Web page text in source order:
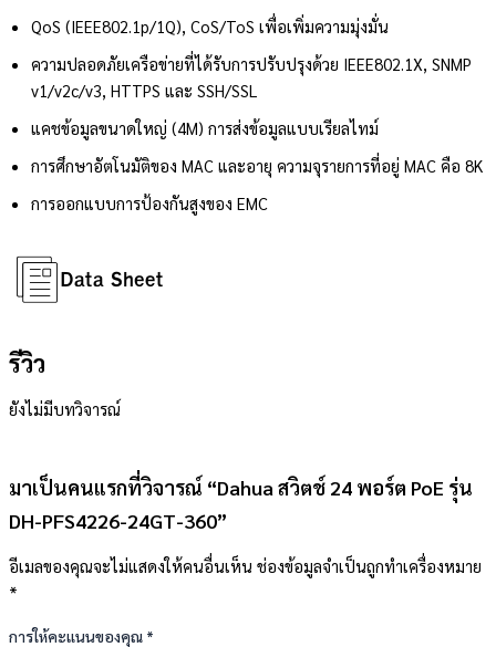
QoS (IEEE802.1p/1Q), CoS/ToS เพื่อเพิ่มความมุ่งมั่น
ความปลอดภัยเครือข่ายที่ได้รับการปรับปรุงด้วย IEEE802.1X, SNMP
v1/v2c/v3, HTTPS และ SSH/SSL
แคชข้อมูลขนาดใหญ่ (4M) การส่งข้อมูลแบบเรียลไทม์
การศึกษาอัตโนมัติของ MAC และอายุ ความจุรายการที่อยู่ MAC คือ 8K
การออกแบบการป้องกันสูงของ EMC
รีวิว
ยังไม่มีบทวิจารณ์
มาเป็นคนแรกที่วิจารณ์ “Dahua สวิตช์ 24 พอร์ต PoE รุ่น
DH-PFS4226-24GT-360”
อีเมลของคุณจะไม่แสดงให้คนอื่นเห็น ช่องข้อมูลจำเป็นถูกทำเครื่องหมาย
*
การให้คะแนนของคุณ *